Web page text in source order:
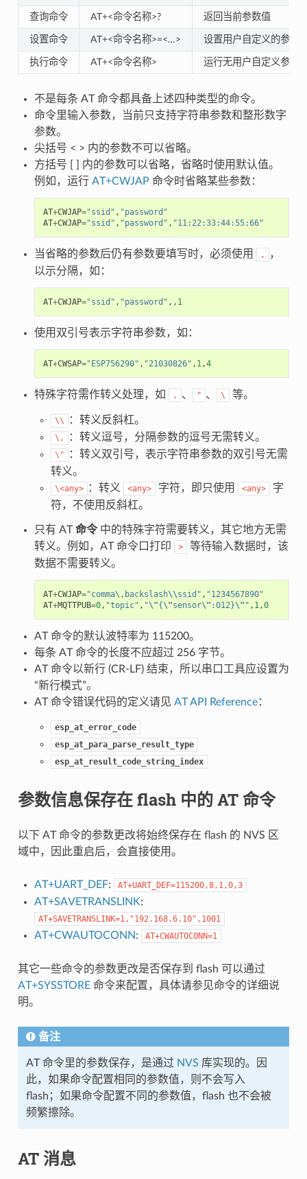
查询命令 AT+<命令名称>? 返回当前参数值
设置命令 AT+<命令名称>=<…> 设置用户自定义的参数
执行命令 AT+<命令名称> 运行无用户自定义参数
不是每条 AT 命令都具备上述四种类型的命令。
命令里输入参数，当前只支持字符串参数和整形数字
参数。
尖括号 < > 内的参数不可以省略。
方括号 [ ] 内的参数可以省略，省略时使用默认值。
例如，运行 AT+CWJAP 命令时省略某些参数：
AT+CWJAP="ssid" , "password"
AT+CWJAP="ssid" , "password" , "11:22:33:44:55:66"
当省略的参数后仍有参数要填写时，必须使用 ,
，
以示分隔，如：
AT+CWJAP="ssid" , "password" ,, 1
使用双引号表示字符串参数，如：
AT+CWSAP="ESP756290" , "21030826" , 1,4
特殊字符需作转义处理，如 , 、 " 、 \ 等。
\\ ：转义反斜杠。
\, ：转义逗号，分隔参数的逗号无需转义。
\"
：转义双引号，表示字符串参数的双引号无需
转义。
\<any> ：转义 <any> 字符，即只使用 <any>
字
符，不使用反斜杠。
只有 AT命令中的特殊字符需要转义，其它地方无需
转义。例如，AT 命令口打印
>
等待输入数据时，该
数据不需要转义。
AT+CWJAP="comma\,backslash\\ssid" , "1234567890"
AT+MQTTPUB=0, "topic" , "\"{\"sensor\" :012}\" " , 1,0
AT 命令的默认波特率为 115200。
每条 AT 命令的长度不应超过 256 字节。
AT 命令以新行 (CR-LF) 结束，所以串口工具应设置为
“新行模式”。
AT 命令错误代码的定义请见 AT API Reference：
esp_at_error_code
esp_at_para_parse_result_type
esp_at_result_code_string_index
参数信息保存在 flash 中的 AT 命令
以下 AT 命令的参数更改将始终保存在 flash 的 NVS 区
域中，因此重启后，会直接使用。
AT+UART_DEF: AT+UART_DEF=115200,8,1,0,3
AT+SAVETRANSLINK:
AT+SAVETRANSLINK=1,"192.168.6.10",1001
AT+CWAUTOCONN: AT+CWAUTOCONN=1
其它一些命令的参数更改是否保存到 flash 可以通过
AT+SYSSTORE命令来配置，具体请参见命令的详细说
明。
备注
AT 命令里的参数保存，是通过 NVS 库实现的。因
此，如果命令配置相同的参数值，则不会写入
flash；如果命令配置不同的参数值，flash 也不会被
频繁擦除。
AT 消息